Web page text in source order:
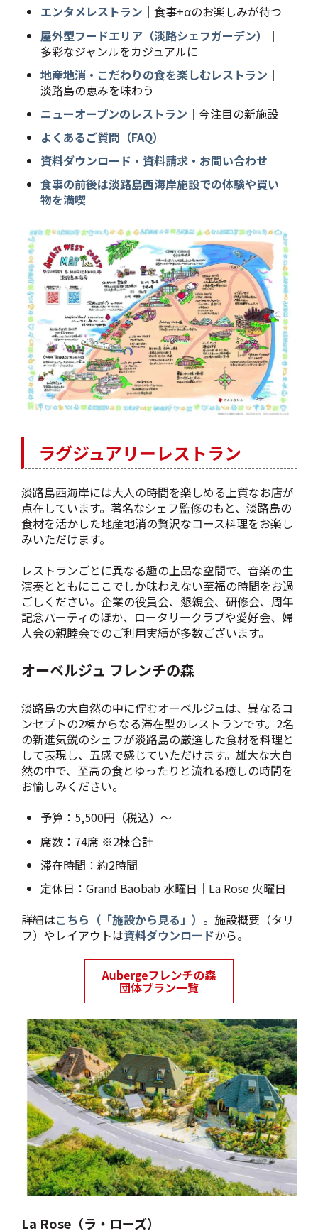
エンタメレストラン ｜食事+αのお楽しみが待つ
屋外型フードエリア（淡路シェフガーデン）
｜
多彩なジャンルをカジュアルに
地産地消・こだわりの食を楽しむレストラン ｜
淡路島の恵みを味わう
ニューオープンのレストラン ｜今注目の新施設
よくあるご質問（FAQ）
資料ダウンロード・資料請求・お問い合わせ
食事の前後は淡路島西海岸施設での体験や買い
物を満喫
ラグジュアリーレストラン
淡路島西海岸には大人の時間を楽しめる上質なお店が
点在しています。著名なシェフ監修のもと、淡路島の
食材を活かした地産地消の贅沢なコース料理をお楽し
みいただけます。
レストランごとに異なる趣の上品な空間で、音楽の生
演奏とともにここでしか味わえない至福の時間をお過
ごしください。企業の役員会、懇親会、研修会、周年
記念パーティのほか、ロータリークラブや愛好会、婦
人会の親睦会でのご利用実績が多数ございます。
オーベルジュ フレンチの森
淡路島の大自然の中に佇むオーベルジュは、異なるコ
ンセプトの2棟からなる滞在型のレストランです。2名
の新進気鋭のシェフが淡路島の厳選した食材を料理と
して表現し、五感で感じていただけます。雄大な大自
然の中で、至高の食とゆったりと流れる癒しの時間を
お愉しみください。
予算：5,500円（税込）～
席数：74席 ※2棟合計
滞在時間：約2時間
定休日：Grand Baobab 水曜日｜La Rose 火曜日
詳細はこちら（「施設から見る」） 。施設概要（タリ
フ）やレイアウトは資料ダウンロードから。
La Rose（ラ・ローズ）